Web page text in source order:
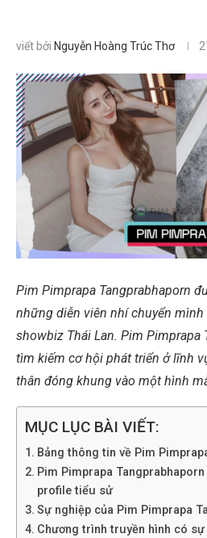
viết bởi Nguyễn Hoàng Trúc Thơ
Pim Pimprapa Tangprabhaporn
những diễn viên nhí chuyển
showbiz Thái Lan. Pim Pimprapa
tìm kiếm cơ hội phát triển ở lĩnh
thân đóng khung vào một hình
MỤC LỤC BÀI VIẾT:
Bảng thông tin về Pim
Pim Pimprapa
profile tiểu sử
Sự nghiệp của Pim Pimprapa
Chương trình truyền hình có